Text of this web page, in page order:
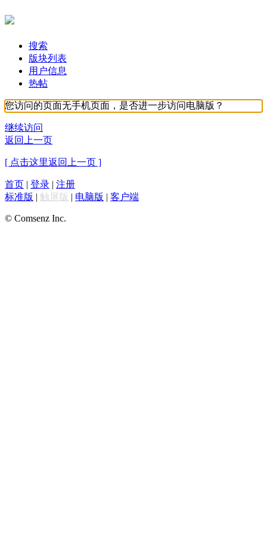
搜索
版块列表
用户信息
热帖
您访问的页面无手机页面，是否进一步访问电脑版？
继续访问
返回上一页
[ 点击这里返回上一页 ]
首页 | 登录 | 注册
标准版 | 触屏版 | 电脑版 | 客户端
© Comsenz Inc.